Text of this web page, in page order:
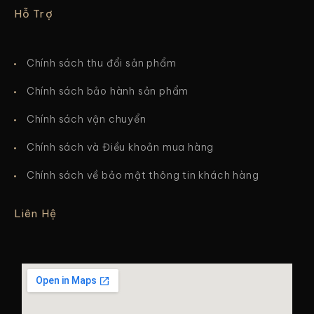
Hỗ Trợ
Chính sách thu đổi sản phẩm
Chính sách bảo hành sản phẩm
Chính sách vận chuyển
Chính sách và Điều khoản mua hàng
Chính sách về bảo mật thông tin khách hàng
Liên Hệ